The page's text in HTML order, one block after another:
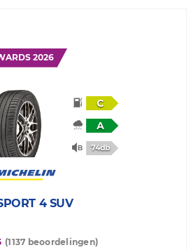
2026
C
A
74db
4 SUV
(1137 beoordelingen)